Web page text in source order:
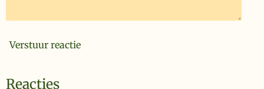
Verstuur reactie
Reacties